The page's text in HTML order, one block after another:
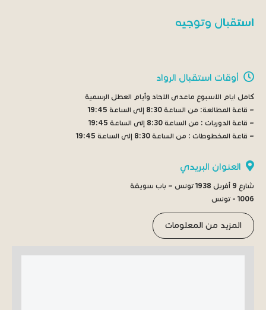
استقبال وتوجيه
أوقات استقبال الرواد
كامل ايام الاسبوع ماعدى الاحاد وأيام العطل الرسمية
– قاعة المطالعة: من الساعة 8:30 إلى الساعة 19:45
– قاعة الدوريات : من الساعة 8:30 إلى الساعة 19:45
– قاعة المخطوطات : من الساعة 8:30 إلى الساعة 19:45
العنوان البريدي
شارع 9 أفريل 1938 تونس – باب سويقة
1006 - تونس
المزيد من المعلومات